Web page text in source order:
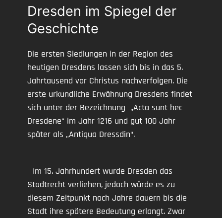
Dresden im Spiegel der
Geschichte
Die ersten Siedlungen in der Region des
heutigen Dresdens lassen sich bis in das 5.
Jahrtausend vor Christus nachverfolgen. Die
erste urkundliche Erwähnung Dresdens findet
sich unter der Bezeichnung „Acta sunt hec
Dresdene“ im Jahr 1216 und gut 100 Jahr
später als „Antiqua Dressdin“.
Im 15. Jahrhundert wurde Dresden das
Stadtrecht verliehen, jedoch würde es zu
diesem Zeitpunkt noch Jahre dauern bis die
Stadt ihre spätere Bedeutung erlangt. Zwar